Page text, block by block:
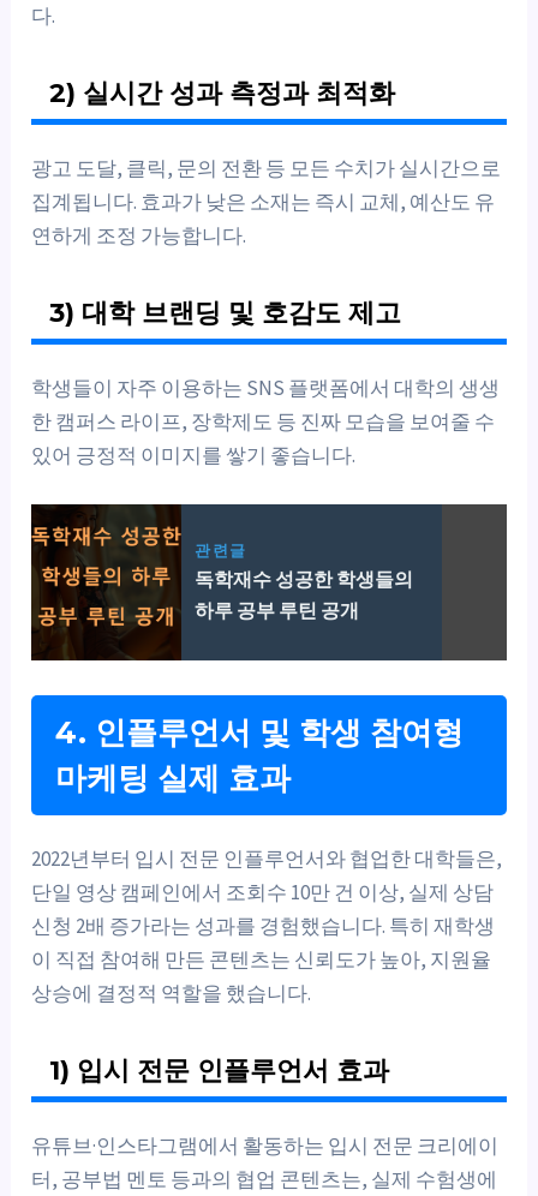
다.
2) 실시간 성과 측정과 최적화
광고 도달, 클릭, 문의 전환 등 모든 수치가 실시간으로
집계됩니다. 효과가 낮은 소재는 즉시 교체, 예산도 유
연하게 조정 가능합니다.
3) 대학 브랜딩 및 호감도 제고
학생들이 자주 이용하는 SNS 플랫폼에서 대학의 생생
한 캠퍼스 라이프, 장학제도 등 진짜 모습을 보여줄 수
있어 긍정적 이미지를 쌓기 좋습니다.
관련글
독학재수 성공한 학생들의
하루 공부 루틴 공개
4. 인플루언서 및 학생 참여형
마케팅 실제 효과
2022년부터 입시 전문 인플루언서와 협업한 대학들은,
단일 영상 캠페인에서 조회수 10만 건 이상, 실제 상담
신청 2배 증가라는 성과를 경험했습니다. 특히 재학생
이 직접 참여해 만든 콘텐츠는 신뢰도가 높아, 지원율
상승에 결정적 역할을 했습니다.
1) 입시 전문 인플루언서 효과
유튜브·인스타그램에서 활동하는 입시 전문 크리에이
터, 공부법 멘토 등과의 협업 콘텐츠는, 실제 수험생에